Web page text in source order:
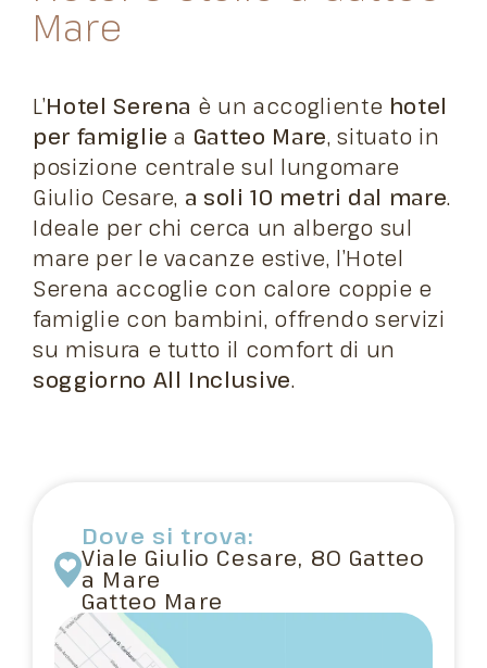
Mare
L’Hotel Serena è un accogliente hotel
per famiglie a Gatteo Mare, situato in
posizione centrale sul lungomare
Giulio Cesare, a soli 10 metri dal mare.
Ideale per chi cerca un albergo sul
mare per le vacanze estive, l’Hotel
Serena accoglie con calore coppie e
famiglie con bambini, offrendo servizi
su misura e tutto il comfort di un
soggiorno All Inclusive.
Dove si trova:
Viale Giulio Cesare, 80 Gatteo
a Mare
Gatteo Mare